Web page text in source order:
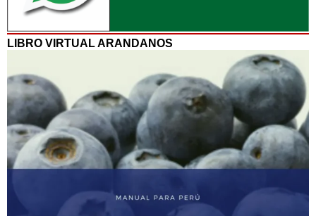
LIBRO VIRTUAL ARANDANOS